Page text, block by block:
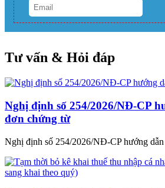
Tư vấn & Hỏi đáp
Nghị định số 254/2026/NĐ-CP
đơn chứng từ
Nghị định số 254/2026/NĐ-CP hướng